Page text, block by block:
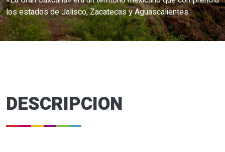
los estados de Jalisco, Zacatecas y Aguascalientes.
DESCRIPCION